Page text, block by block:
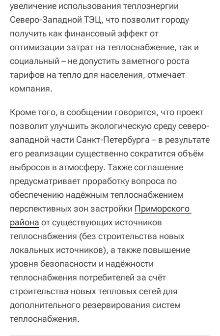
увеличение использования теплоэнергии
Северо-Западной ТЭЦ, что позволит городу
получить как финансовый эффект от
оптимизации затрат на теплоснабжение, так и
социальный – не допустить заметного роста
тарифов на тепло для населения, отмечает
компания.
Кроме того, в сообщении говорится, что проект
позволит улучшить экологическую среду северо-
западной части Санкт-Петербурга – в результате
его реализации существенно сократится объём
выбросов в атмосферу. Также соглашение
предусматривает проработку вопроса по
обеспечению надёжным теплоснабжением
перспективных зон застройки Приморского
района от существующих источников
теплоснабжения (без строительства новых
локальных источников), а также повышение
уровня безопасности и надёжности
теплоснабжения потребителей за счёт
строительства новых тепловых сетей для
дополнительного резервирования систем
теплоснабжения.